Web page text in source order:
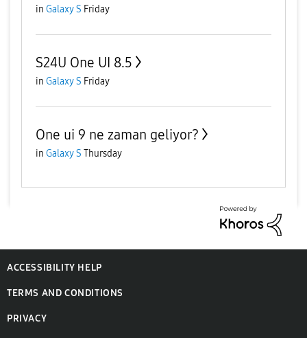
in Galaxy S Friday
S24U One UI 8.5
in Galaxy S Friday
One ui 9 ne zaman geliyor?
in Galaxy S Thursday
ACCESSIBILITY HELP
TERMS AND CONDITIONS
PRIVACY